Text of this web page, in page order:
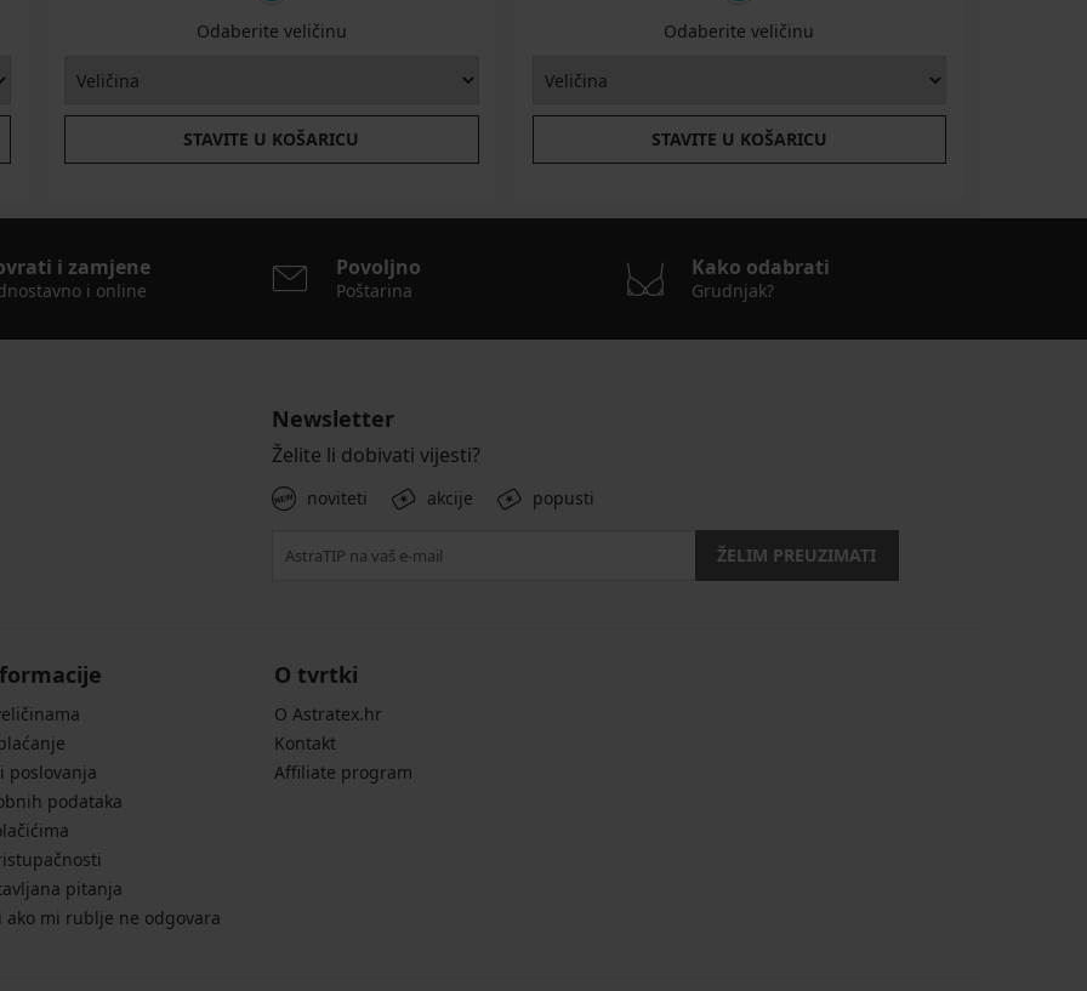
Odaberite veličinu
STAVITE U KOŠARICU
Odaberite veličinu
STAVITE U KOŠARICU
i zamjene
i online
Povoljno
Poštarina
Kako odabrati
Grudnjak?
Newsletter
Želite li dobivati vijesti?
noviteti akcije popusti
ŽELIM PREUZIMATI
poslovanja
podataka
pitanja
ako mi rublje ne odgovara
O tvrtki
O Astratex.hr
Kontakt
Affiliate program